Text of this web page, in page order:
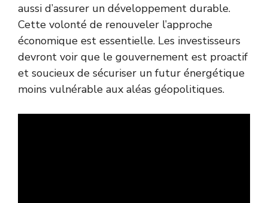
aussi d’assurer un développement durable.
Cette volonté de renouveler l’approche
économique est essentielle. Les investisseurs
devront voir que le gouvernement est proactif
et soucieux de sécuriser un futur énergétique
moins vulnérable aux aléas géopolitiques.